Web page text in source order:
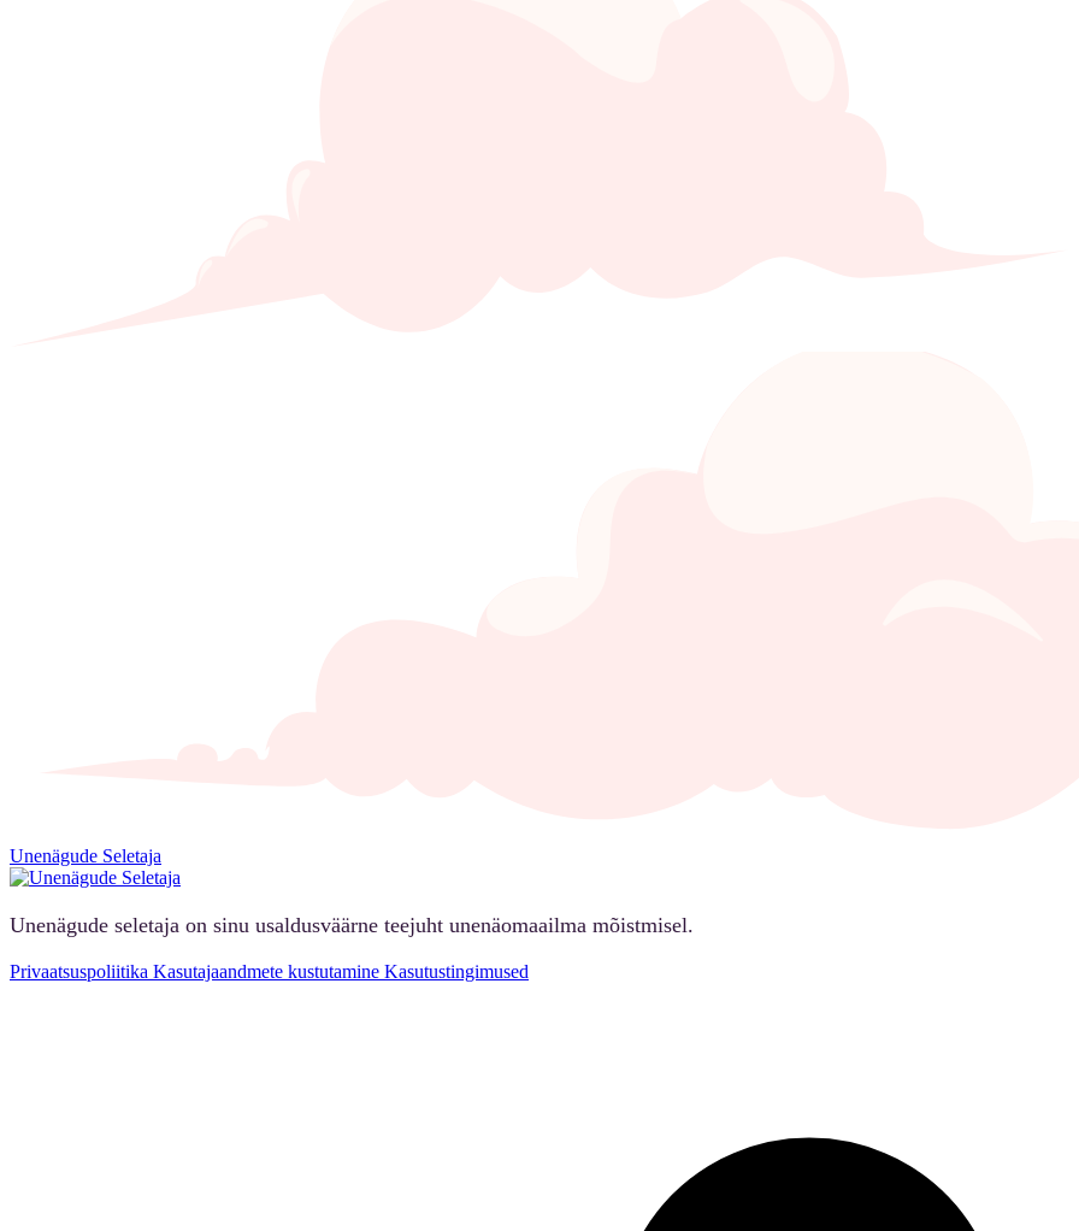
Unenägude Seletaja
Unenägude seletaja on sinu usaldusväärne teejuht unenäomaailma mõistmisel.
Privaatsuspoliitika Kasutajaandmete kustutamine Kasutustingimused